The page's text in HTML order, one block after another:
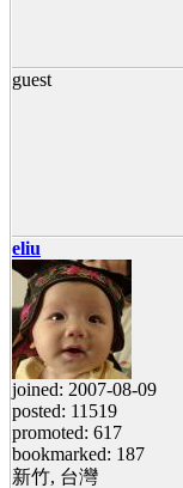
guest
eliu
joined: 2007-08-09
posted: 11519
promoted: 617
bookmarked: 187
新竹, 台灣